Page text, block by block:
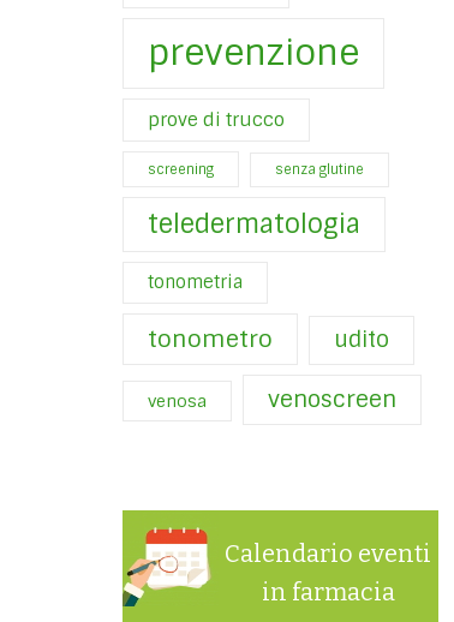
prevenzione
prove di trucco
screening senza glutine
teledermatologia
tonometria
tonometro udito
venosa venoscreen
Calendario eventi
in farmacia